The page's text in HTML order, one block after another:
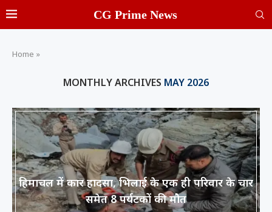
CG Prime News
Home »
MONTHLY ARCHIVES MAY 2026
हिमाचल में कार हादसा, भिलाई के एक ही परिवार के चार
समेत 8 पर्यटकों की मौत